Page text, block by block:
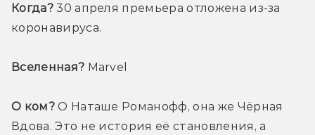
Когда? 30 апреля премьера отложена из-за
коронавируса.
Вселенная? Marvel
О ком? О Наташе Романофф, она же Чёрная
Вдова. Это не история её становления, а